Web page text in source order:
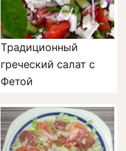
Традиционный
греческий салат с
Фетой